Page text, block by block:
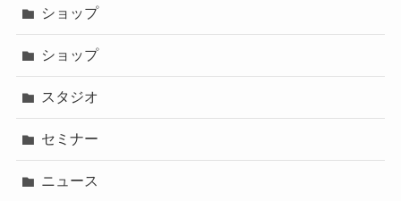
ショップ
ショップ
スタジオ
セミナー
ニュース